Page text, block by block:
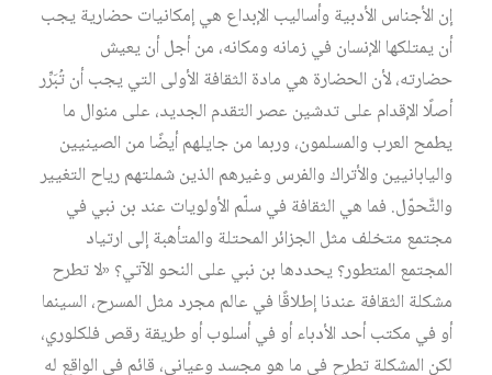
إن الأجناس الأدبية وأساليب الإبداع هي إمكانيات حضارية يجب
أن يمتلكها الإنسان في زمانه ومكانه، من أجل أن يعيش
حضارته، لأن الحضارة هي مادة الثقافة الأولى التي يجب أن تُبَرِّر
أصلًا الإقدام على تدشين عصر التقدم الجديد، على منوال ما
يطمح العرب والمسلمون، وربما من جايلهم أيضًا من الصينيين
واليابانيين والأتراك والفرس وغيرهم الذين شملتهم رياح التغيير
والتَّحوّل. فما هي الثقافة في سلّم الأولويات عند بن نبي في
مجتمع متخلف مثل الجزائر المحتلة والمتأهبة إلى ارتياد
المجتمع المتطور؟ يحددها بن نبي على النحو الآتي؟ «لا تطرح
مشكلة الثقافة عندنا إطلاقًا في عالم مجرد مثل المسرح، السينما
أو في مكتب أحد الأدباء أو في أسلوب أو طريقة رقص فلكلوري،
لكن المشكلة تطرح في ما هو مجسد وعياني، قائم في الواقع له